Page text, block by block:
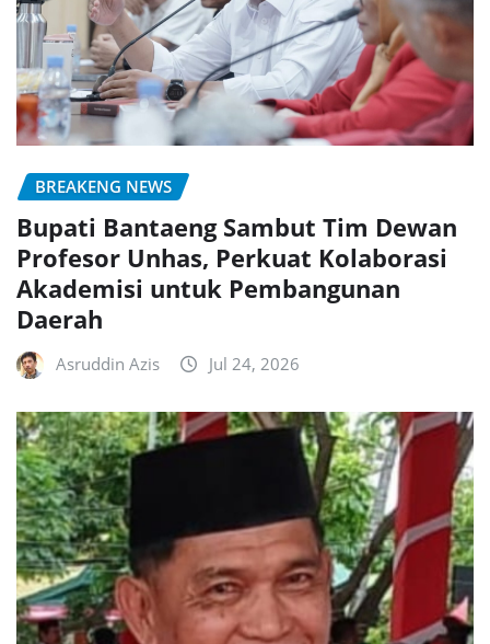
BREAKENG NEWS
Bupati Bantaeng Sambut Tim Dewan
Profesor Unhas, Perkuat Kolaborasi
Akademisi untuk Pembangunan
Daerah
Asruddin Azis Jul 24, 2026